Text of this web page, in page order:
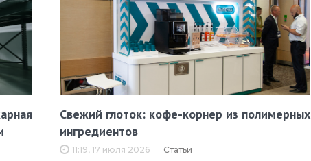
Свежий глоток: кофе-корнер из полимерных
ингредиентов
11:19, 17 июля 2026 Статьи